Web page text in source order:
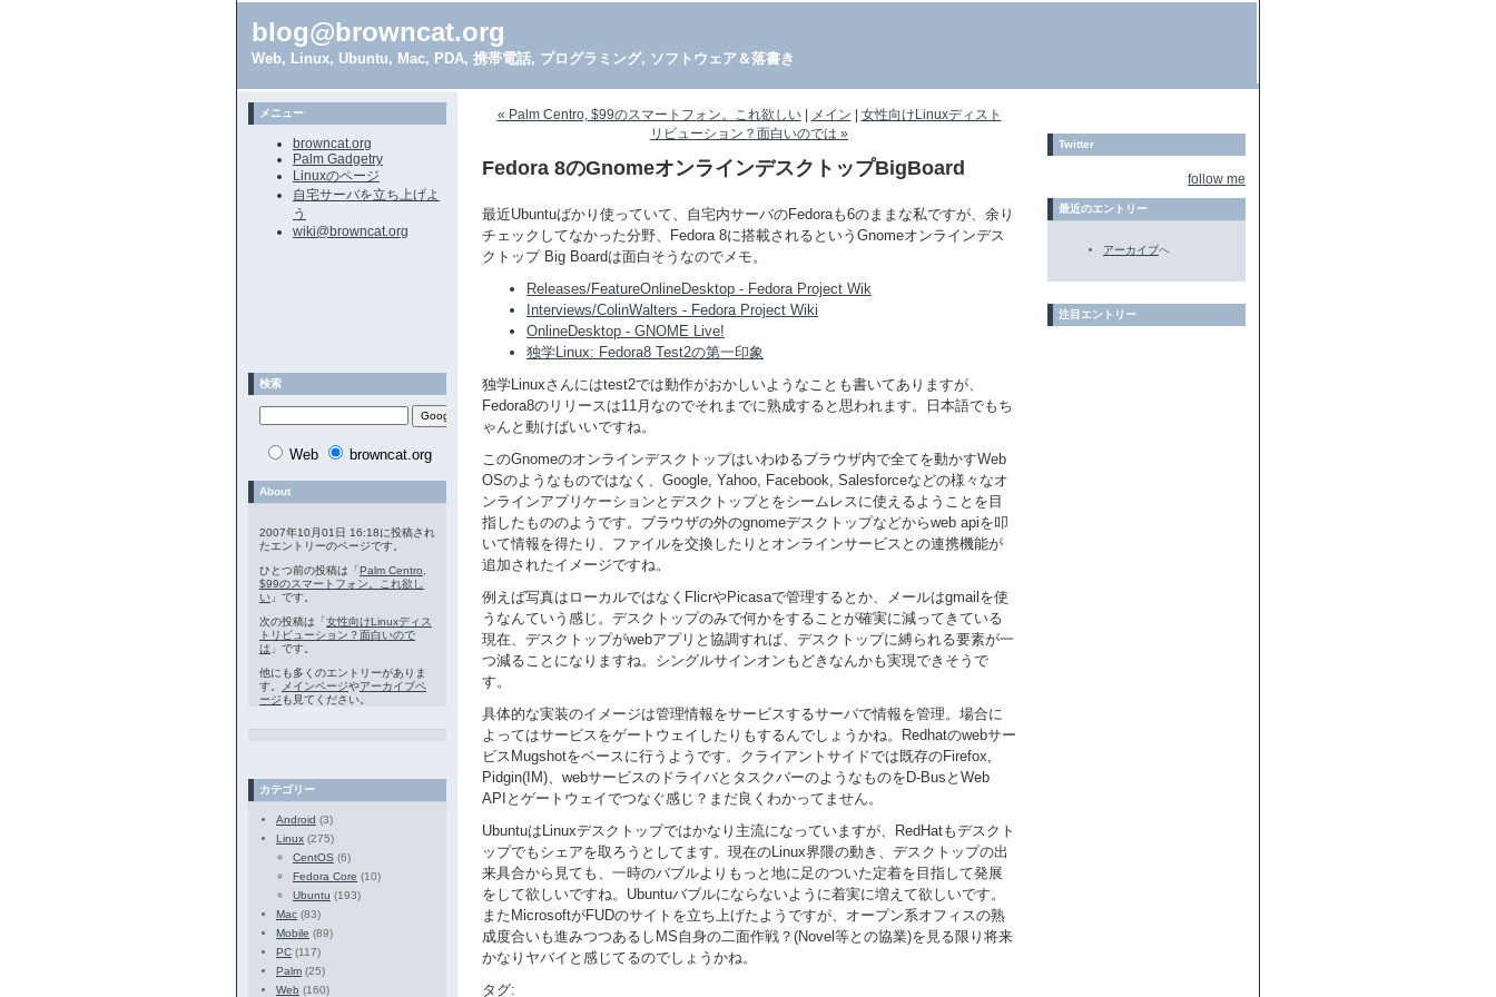
blog@browncat.org
Web, Linux, Ubuntu, Mac, PDA, 携帯電話, プログラミング, ソフトウェア＆落書き
« Palm Centro, $99のスマートフォン。これ欲しい| メイン
女性向けLinuxディスト
リビューション？面白いのでは »
Fedora 8のGnomeオンラインデスクトップBigBoard
最近Ubuntuばかり使っていて、自宅内サーバのFedoraも6のままな私ですが、余り
チェックしてなかった分野、Fedora 8に搭載されるというGnomeオンラインデス
クトップ Big Boardは面白そうなのでメモ。
Releases/FeatureOnlineDesktop - Fedora Project Wik
Interviews/ColinWalters - Fedora Project Wiki
OnlineDesktop - GNOME Live!
独学Linux: Fedora8 Test2の第一印象
独学Linuxさんにはtest2では動作がおかしいようなことも書いてありますが、
Fedora8のリリースは11月なのでそれまでに熟成すると思われます。日本語でもち
ゃんと動けばいいですね。
このGnomeのオンラインデスクトップはいわゆるブラウザ内で全てを動かすWeb
OSのようなものではなく、Google, Yahoo, Facebook, Salesforceなどの様々なオ
ンラインアプリケーションとデスクトップとをシームレスに使えるようことを目
指したもののようです。ブラウザの外のgnomeデスクトップなどからweb apiを叩
いて情報を得たり、ファイルを交換したりとオンラインサービスとの連携機能が
追加されたイメージですね。
例えば写真はローカルではなくFlicrやPicasaで管理するとか、メールはgmailを使
うなんていう感じ。デスクトップのみで何かをすることが確実に減ってきている
現在、デスクトップがwebアプリと協調すれば、デスクトップに縛られる要素が一
つ減ることになりますね。シングルサインオンもどきなんかも実現できそうで
す。
具体的な実装のイメージは管理情報をサービスするサーバで情報を管理。場合に
よってはサービスをゲートウェイしたりもするんでしょうかね。Redhatのwebサー
ビスMugshotをベースに行うようです。クライアントサイドでは既存のFirefox,
Pidgin(IM)、webサービスのドライバとタスクバーのようなものをD-BusとWeb
APIとゲートウェイでつなぐ感じ？まだ良くわかってません。
UbuntuはLinuxデスクトップではかなり主流になっていますが、RedHatもデスクト
ップでもシェアを取ろうとしてます。現在のLinux界隈の動き、デスクトップの出
来具合から見ても、一時のバブルよりもっと地に足のついた定着を目指して発展
をして欲しいですね。Ubuntuバブルにならないように着実に増えて欲しいです。
またMicrosoftがFUDのサイトを立ち上げたようですが、オープン系オフィスの熟
成度合いも進みつつあるしMS自身の二面作戦？(Novel等との協業)を見る限り将来
かなりヤバイと感じてるのでしょうかね。
タグ:
メニュー
browncat.org
Palm Gadgetry
Linuxのページ
自宅サーバを立ち上げよ
う
wiki@browncat.org
検索
Web browncat.org
About
2007年10月01日 16:18に投稿され
たエントリーのページです。
ひとつ前の投稿は「Palm Centro,
$99のスマートフォン。これ欲し
い 」です。
次の投稿は「女性向けLinuxディス
トリビューション？面白いので
は 」です。
他にも多くのエントリーがありま
す。
メインページやアーカイブペ
ージ も見てください。
カテゴリー
Android (3)
Linux (275)
CentOS (6)
Fedora Core (10)
Ubuntu (193)
Mac (83)
Mobile (89)
PC (117)
Palm (25)
Web (160)
Twitter
follow me
最近のエントリー
アーカイブへ
注目エントリー